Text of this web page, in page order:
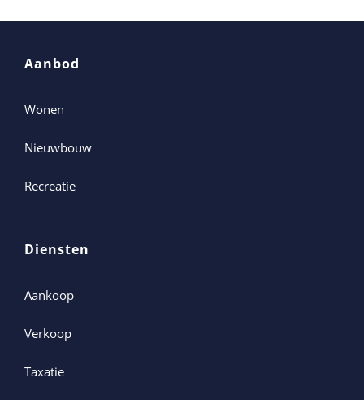
Aanbod
Wonen
Nieuwbouw
Recreatie
Diensten
Aankoop
Verkoop
Taxatie